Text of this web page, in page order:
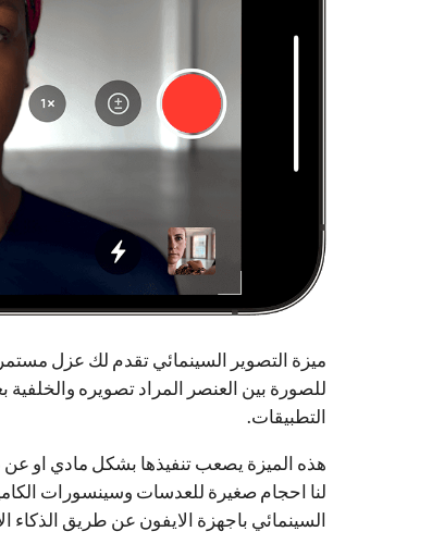
ميزة التصوير السينمائي تقدم لك عزل مستمر
للصورة بين العنصر المراد تصويره
التطبيقات.
هذه الميزة يصعب تنفيذها بشكل مادي او عن
لنا احجام صغيرة للعدسات وسينسورات
السينمائي باجهزة الايفون عن طريق الذكاء